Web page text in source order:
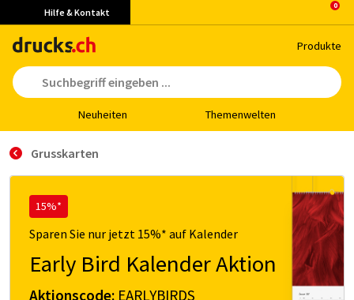
Hilfe & Kontakt
Pro­duk­te
Neu­hei­ten The­men­wel­ten
Grusskarten
15%*
Sparen Sie nur jetzt 15%* auf Kalender
Early Bird Kalender Aktion
Aktionscode: EARLYBIRDS